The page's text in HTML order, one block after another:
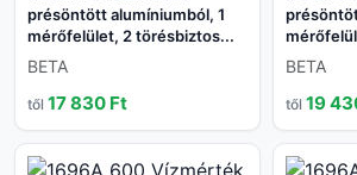
présöntött alumíniumból, 1
mérőfelület, 2 törésbiztos...
BETA
től 17 830 Ft
BETA
től 19